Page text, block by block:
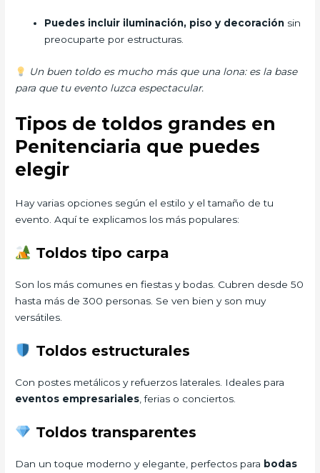
Puedes incluir iluminación, piso y decoración sin
preocuparte por estructuras.
Un buen toldo es mucho más que una lona: es la base
para que tu evento luzca espectacular.
Tipos de toldos grandes en
Penitenciaria que puedes
elegir
Hay varias opciones según el estilo y el tamaño de tu
evento. Aquí te explicamos los más populares:
Toldos tipo carpa
Son los más comunes en fiestas y bodas. Cubren desde 50
hasta más de 300 personas. Se ven bien y son muy
versátiles.
Toldos estructurales
Con postes metálicos y refuerzos laterales. Ideales para
eventos empresariales , ferias o conciertos.
Toldos transparentes
Dan un toque moderno y elegante, perfectos para bodas